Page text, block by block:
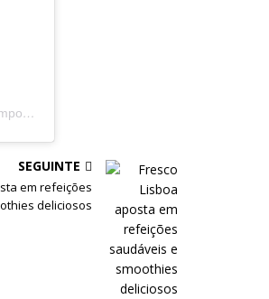
Uma publicação partilhada por We Love Campo de Ourique (@welovecampodeourique)
SEGUINTE
em refeições
deliciosos